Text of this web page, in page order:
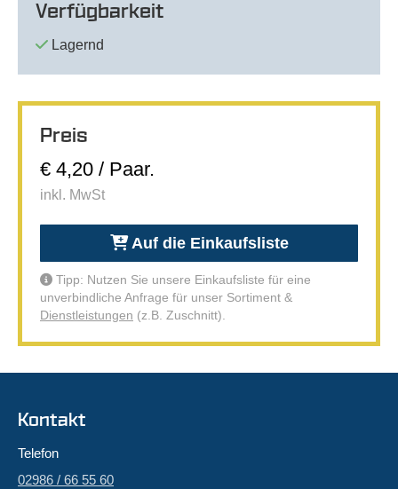
Verfügbarkeit
Lagernd
Preis
€ 4,20 / Paar.
inkl. MwSt
Auf die Einkaufsliste
Tipp: Nutzen Sie unsere Einkaufsliste für eine
unverbindliche Anfrage für unser Sortiment &
Dienstleistungen (z.B. Zuschnitt).
Kontakt
Telefon
02986 / 66 55 60